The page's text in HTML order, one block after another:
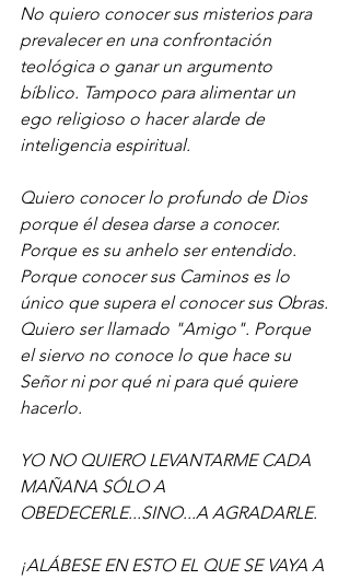
No quiero conocer sus misterios para
prevalecer en una confrontación
teológica o ganar un argumento
bíblico. Tampoco para alimentar un
ego religioso o hacer alarde de
inteligencia espiritual.
Quiero conocer lo profundo de Dios
porque él desea darse a conocer.
Porque es su anhelo ser entendido.
Porque conocer sus Caminos es lo
único que supera el conocer sus Obras.
Quiero ser llamado "Amigo". Porque
el siervo no conoce lo que hace su
Señor ni por qué ni para qué quiere
hacerlo.
YO NO QUIERO LEVANTARME CADA
MAÑANA SÓLO A
OBEDECERLE...SINO...A AGRADARLE.
¡ALÁBESE EN ESTO EL QUE SE VAYA A